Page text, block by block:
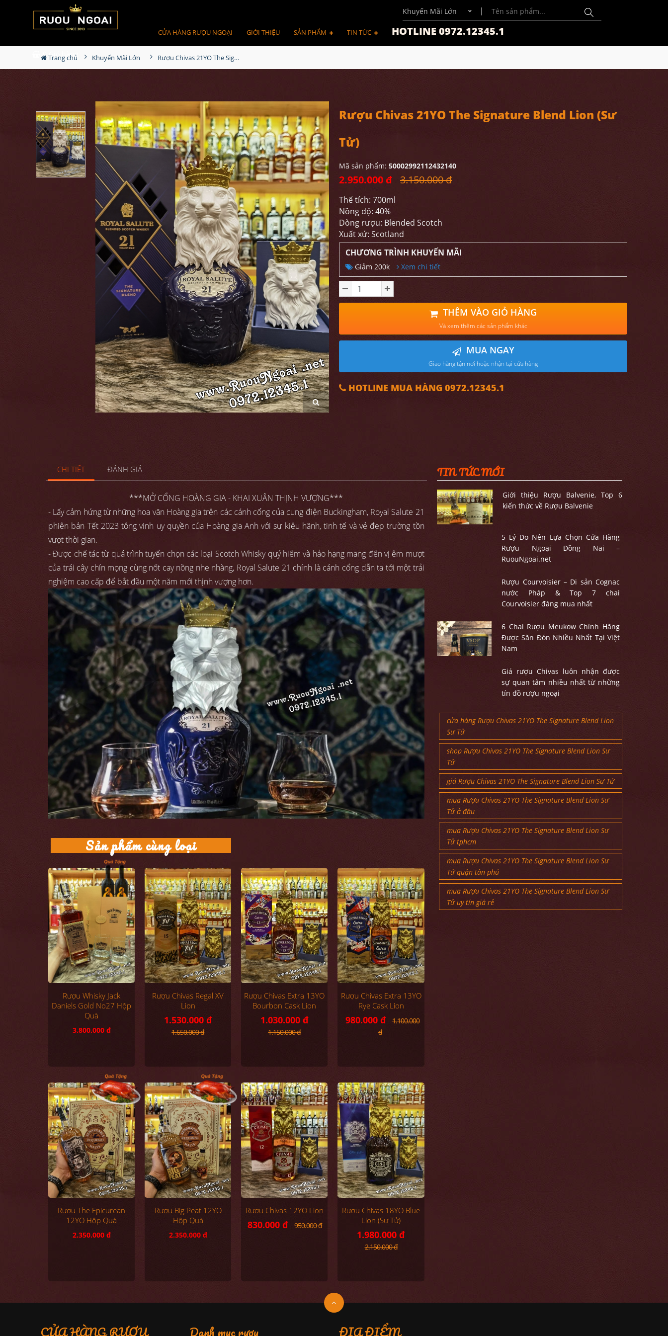
Khuyến Mãi Lớn
CỬA HÀNG RƯỢU NGOẠI GIỚI THIỆU SẢN PHẨM TIN TỨC HOTLINE 0972.12345.1
0 Giỏ hàng
Trang chủ Khuyến Mãi Lớn Rượu Chivas 21YO The Signature Blend Lion (Sư Tử)
Rượu Chivas 21YO The Signature Blend Lion (Sư
Tử)
Mã sản phẩm: 50002992112432140
2.950.000 đ 3.150.000 đ
Thể tích: 700ml
Nồng độ: 40%
Dòng rượu: Blended Scotch
Xuất xứ: Scotland
CHƯƠNG TRÌNH KHUYẾN MÃI
Giảm 200k Xem chi tiết
THÊM VÀO GIỎ HÀNG
Và xem thêm các sản phẩm khác
MUA NGAY
Giao hàng tận nơi hoặc nhận tại cửa hàng
HOTLINE MUA HÀNG 0972.12345.1
CHI TIẾT ĐÁNH GIÁ
***MỞ CỔNG HOÀNG GIA - KHAI XUÂN THỊNH VƯỢNG***
- Lấy cảm hứng từ những hoa văn Hoàng gia trên các cánh cổng của cung điện Buckingham, Royal Salute 21
phiên bản Tết 2023 tông vinh uy quyền của Hoàng gia Anh với sự kiêu hãnh, tinh tế và vẻ đẹp trường tồn
vượt thời gian.
- Được chế tác từ quá trình tuyển chọn các loại Scotch Whisky quý hiếm và hảo hạng mang đến vị êm mượt
của trái cây chín mọng cùng nốt cay nồng nhẹ nhàng, Royal Salute 21 chính là cánh cổng dẫn ta tới một trải
nghiệm cao cấp để bắt đầu một năm mới thịnh vượng hơn.
Sản phẩm cùng loại
Rượu Whisky Jack
Daniels Gold No27 Hộp
Quà
3.800.000 đ
Rượu Chivas Regal XV
Lion
1.530.000 đ
1.650.000 đ
Rượu Chivas Extra 13YO
Bourbon Cask Lion
1.030.000 đ
1.150.000 đ
Rượu Chivas Extra 13YO
Rye Cask Lion
980.000 đ
1.100.000
đ
Rượu The Epicurean
12YO Hộp Quà
2.350.000 đ
Rượu Big Peat 12YO
Hộp Quà
2.350.000 đ
Rượu Chivas 12YO Lion
830.000 đ 950.000 đ
Rượu Chivas 18YO Blue
Lion (Sư Tử)
1.980.000 đ
2.150.000 đ
TIN TỨC MỚI
Giới thiệu Rượu Balvenie, Top 6
kiến thức về Rượu Balvenie
5 Lý Do Nên Lựa Chọn Cửa Hàng
Rượu Ngoại Đồng Nai –
RuouNgoai.net
Rượu Courvoisier – Di sản Cognac
nước Pháp & Top 7 chai
Courvoisier đáng mua nhất
6 Chai Rượu Meukow Chính Hãng
Được Săn Đón Nhiều Nhất Tại Việt
Nam
Giá rượu Chivas luôn nhận được
sự quan tâm nhiều nhất từ những
tín đồ rượu ngoại
cửa hàng Rượu Chivas 21YO The Signature Blend Lion
Sư Tử
shop Rượu Chivas 21YO The Signature Blend Lion Sư
Tử
giá Rượu Chivas 21YO The Signature Blend Lion Sư Tử
mua Rượu Chivas 21YO The Signature Blend Lion Sư
Tử ở đâu
mua Rượu Chivas 21YO The Signature Blend Lion Sư
Tử tphcm
mua Rượu Chivas 21YO The Signature Blend Lion Sư
Tử quận tân phú
mua Rượu Chivas 21YO The Signature Blend Lion Sư
Tử uy tín giá rẻ
CỬA HÀNG RƯỢU Danh mục rượu ĐỊA ĐIỂM